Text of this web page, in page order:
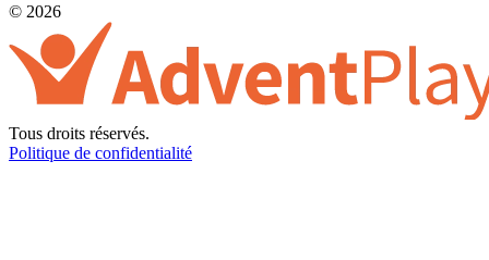
© 2026
Tous droits réservés.
Politique de confidentialité